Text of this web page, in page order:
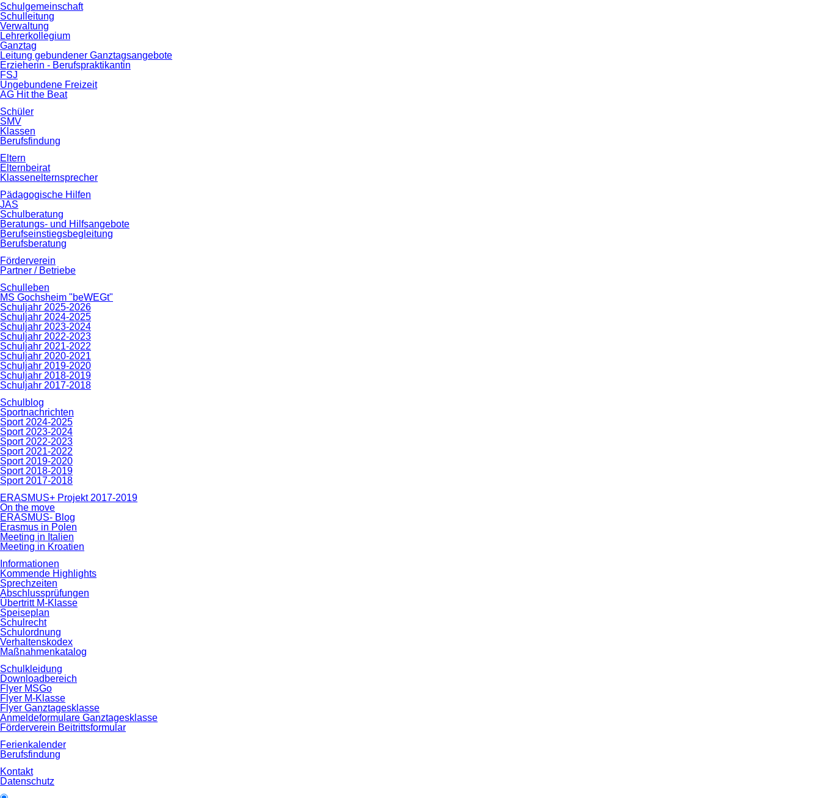
Schulgemeinschaft
Schulleitung
Verwaltung
Lehrerkollegium
Ganztag
Leitung gebundener Ganztagsangebote
Erzieherin - Berufspraktikantin
FSJ
Ungebundene Freizeit
AG Hit the Beat
Schüler
SMV
Klassen
Berufsfindung
Eltern
Elternbeirat
Klassenelternsprecher
Pädagogische Hilfen
JAS
Schulberatung
Beratungs- und Hilfsangebote
Berufseinstiegsbegleitung
Berufsberatung
Förderverein
Partner / Betriebe
Schulleben
MS Gochsheim "beWEGt"
Schuljahr 2025-2026
Schuljahr 2024-2025
Schuljahr 2023-2024
Schuljahr 2022-2023
Schuljahr 2021-2022
Schuljahr 2020-2021
Schuljahr 2019-2020
Schuljahr 2018-2019
Schuljahr 2017-2018
Schulblog
Sportnachrichten
Sport 2024-2025
Sport 2023-2024
Sport 2022-2023
Sport 2021-2022
Sport 2019-2020
Sport 2018-2019
Sport 2017-2018
ERASMUS+ Projekt 2017-2019
On the move
ERASMUS- Blog
Erasmus in Polen
Meeting in Italien
Meeting in Kroatien
Informationen
Kommende Highlights
Sprechzeiten
Abschlussprüfungen
Übertritt M-Klasse
Speiseplan
Schulrecht
Schulordnung
Verhaltenskodex
Maßnahmenkatalog
Schulkleidung
Downloadbereich
Flyer MSGo
Flyer M-Klasse
Flyer Ganztagesklasse
Anmeldeformulare Ganztagesklasse
Förderverein Beitrittsformular
Ferienkalender
Berufsfindung
Kontakt
Datenschutz